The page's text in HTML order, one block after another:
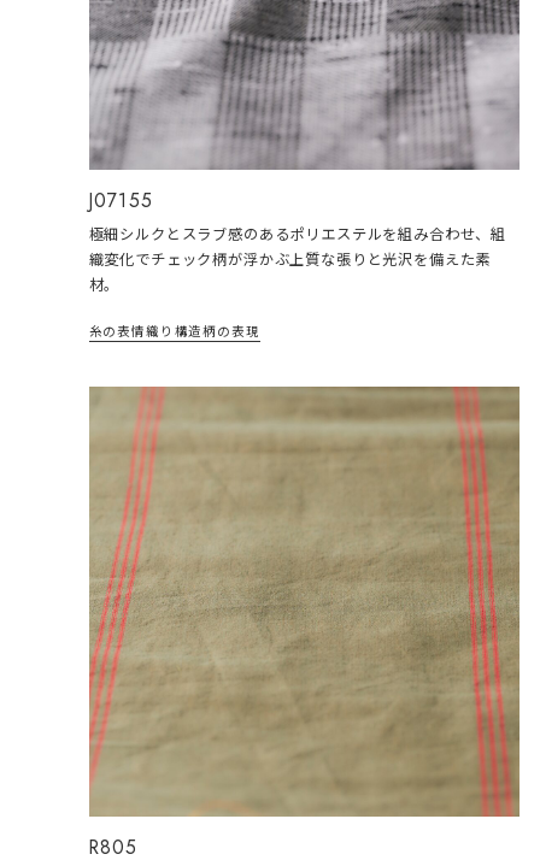
J07155
極細シルクとスラブ感のあるポリエステルを組み合わせ、組
織変化でチェック柄が浮かぶ上質な張りと光沢を備えた素
材。
糸の表情織り構造柄の表現
R805